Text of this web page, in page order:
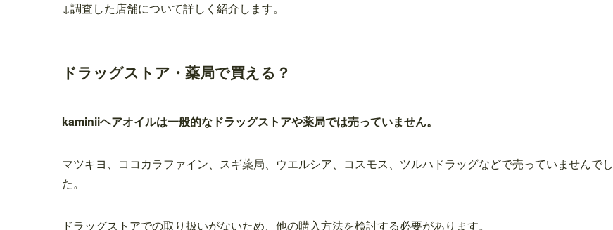
↓調査した店舗について詳しく紹介します。
ドラッグストア・薬局で買える？
kaminiiヘアオイルは一般的なドラッグストアや薬局では売っていません。
マツキヨ、ココカラファイン、スギ薬局、ウエルシア、コスモス、ツルハドラッグなどで売っていませんでし
た。
ドラッグストアでの取り扱いがないため、他の購入方法を検討する必要があります。